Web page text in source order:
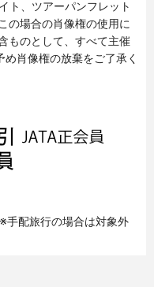
ト、ツアーパンフレット
の場合の肖像権の使用に
ものとして、すべて主催
肖像権の放棄をご了承く
手配旅行の場合は対象外